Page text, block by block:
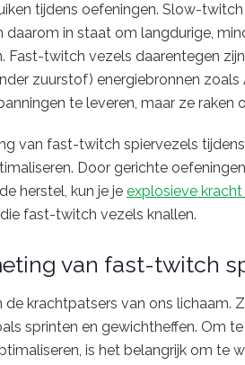
tijdens oefeningen. Slow-
daarom in staat om langdurige,
Fast-twitch vezels daarentegen
zuurstof) energiebronnen
te leveren, maar ze raken
van fast-twitch spiervezels
Door gerichte
herstel, kun je je explosieve
fast-twitch vezels knallen.
van fast-twitch
krachtpatsers van ons lichaam.
sprinten en gewichtheffen. Om
is het belangrijk om te